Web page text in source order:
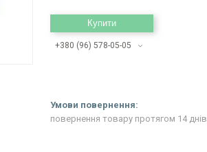
Купити
+380 (96) 578-05-05
повернення товару протягом 14 днів